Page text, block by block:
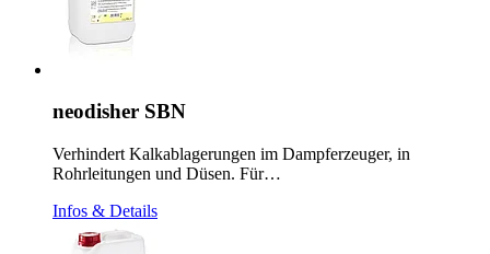
neodisher SBN
Verhindert Kalkablagerungen im Dampferzeuger, in
Rohrleitungen und Düsen. Für…
Infos & Details